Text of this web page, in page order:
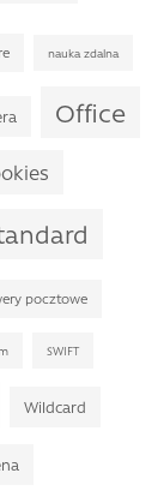
nauka zdalna
Office
pocztowe
SWIFT
Wildcard